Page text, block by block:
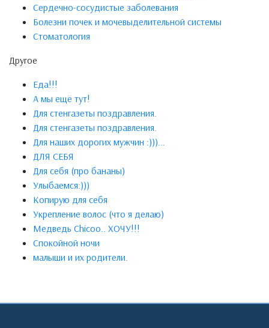
Сердечно-сосудистые заболевания
Болезни почек и мочевыделительной системы
Стоматология
Другое
Еда!!!
А мы ещё тут!
Для стенгазеты поздравления.
Для стенгазеты поздравления.
Для наших дорогих мужчин :)))...
ДЛЯ СЕБЯ
Для себя (про бананы)
Улыбаемся:)))
Копирую для себя
Укрепление волос (что я делаю)
Медведь Chicoo.. ХОЧУ!!!
Спокойной ночи
малыши и их родители.